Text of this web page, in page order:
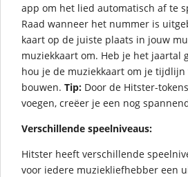
app om het lied automatisch af te
Raad wanneer het nummer is
kaart op de juiste plaats in jouw
muziekkaart om. Heb je het jaartal
hou je de muziekkaart om je
bouwen. Tip: Door de Hitster-
voegen, creëer je een nog
Verschillende speelniveaus:
Hitster heeft verschillende
voor iedere muziekliefhebber een